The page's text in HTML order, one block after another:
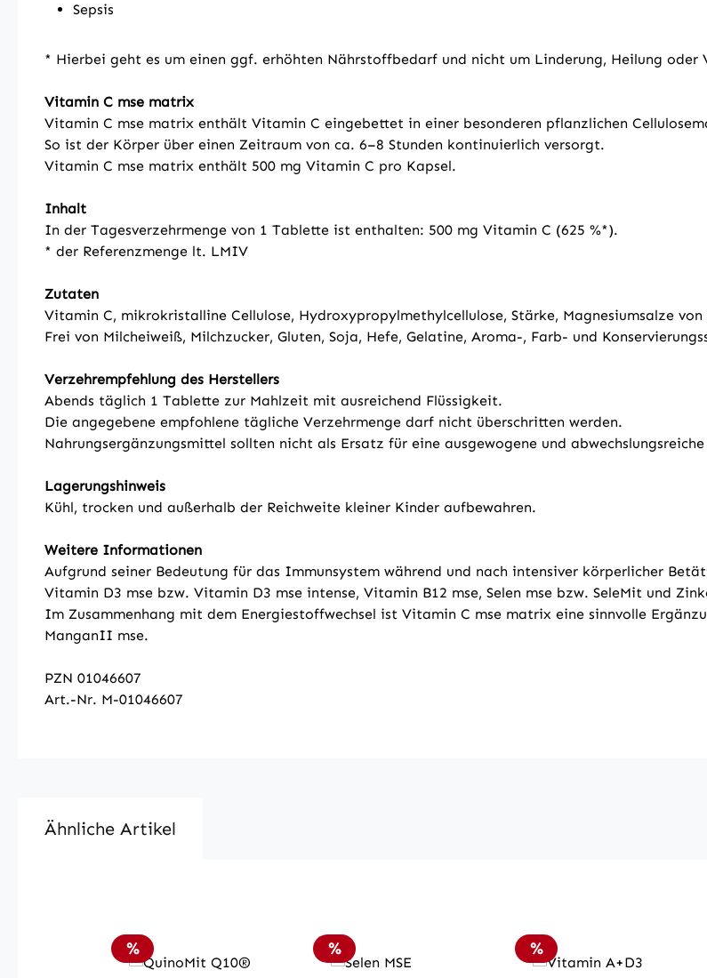
Sepsis
* Hierbei geht es um einen ggf. erhöhten Nährstoffbedarf und nicht um Linderung, Heilung oder
Vitamin C mse matrix
Vitamin C mse matrix enthält Vitamin C eingebettet in einer besonderen pflanzlichen
So ist der Körper über einen Zeitraum von ca. 6–8 Stunden kontinuierlich versorgt.
Vitamin C mse matrix enthält 500 mg Vitamin C pro Kapsel.
Inhalt
In der Tagesverzehrmenge von 1 Tablette ist enthalten: 500 mg Vitamin C (625 %*).
* der Referenzmenge lt. LMIV
Zutaten
Vitamin C, mikrokristalline Cellulose, Hydroxypropylmethylcellulose, Stärke, Magnesiumsalze
Frei von Milcheiweiß, Milchzucker, Gluten, Soja, Hefe, Gelatine, Aroma-, Farb- und
Verzehrempfehlung des Herstellers
Abends täglich 1 Tablette zur Mahlzeit mit ausreichend Flüssigkeit.
Die angegebene empfohlene tägliche Verzehrmenge darf nicht überschritten werden.
Nahrungsergänzungsmittel sollten nicht als Ersatz für eine ausgewogene und
Lagerungshinweis
Kühl, trocken und außerhalb der Reichweite kleiner Kinder aufbewahren.
Weitere Informationen
Aufgrund seiner Bedeutung für das Immunsystem während und nach intensiver körperlicher
Vitamin D3 mse bzw. Vitamin D3 mse intense, Vitamin B12 mse, Selen mse bzw. SeleMit und
Im Zusammenhang mit dem Energiestoffwechsel ist Vitamin C mse matrix eine sinnvolle
ManganII mse.
PZN 01046607
Art.-Nr. M-01046607
Ähnliche Artikel
Rabatt
% Rabatt
% Rabatt
%